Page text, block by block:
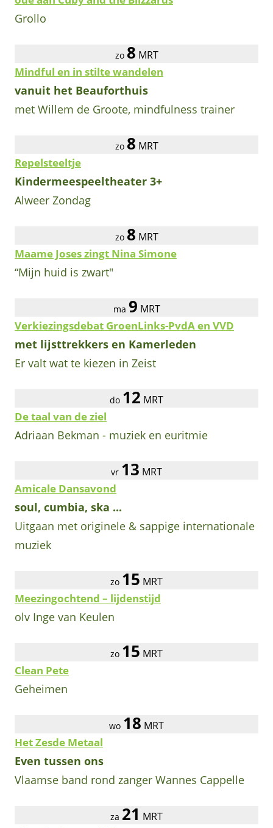
Grollo
zo 8 MRT
Mindful en in stilte wandelen
vanuit het Beauforthuis
met Willem de Groote, mindfulness trainer
zo 8 MRT
Repelsteeltje
Kindermeespeeltheater 3+
Alweer Zondag
zo 8 MRT
Maame Joses zingt Nina Simone
“Mijn huid is zwart"
ma 9 MRT
Verkiezingsdebat GroenLinks-PvdA en VVD
met lijsttrekkers en Kamerleden
Er valt wat te kiezen in Zeist
do 12 MRT
De taal van de ziel
Adriaan Bekman - muziek en euritmie
vr 13 MRT
Amicale Dansavond
soul, cumbia, ska ...
Uitgaan met originele & sappige internationale
muziek
zo 15 MRT
Meezingochtend – lijdenstijd
olv Inge van Keulen
zo 15 MRT
Clean Pete
Geheimen
wo 18 MRT
Het Zesde Metaal
Even tussen ons
Vlaamse band rond zanger Wannes Cappelle
za 21 MRT